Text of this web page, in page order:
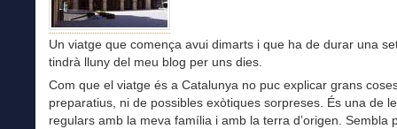
Un viatge que comença avui dimarts i que ha de durar una
tindrà lluny del meu blog per uns dies.
Com que el viatge és a Catalunya no puc explicar grans
preparatius, ni de possibles exòtiques sorpreses. És una de
regulars amb la meva família i amb la terra d’origen. Sembla